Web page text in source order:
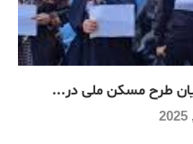
طرح مسکن ملی در...